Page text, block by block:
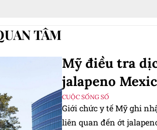
TÂM
Mỹ điều tra
jalapeno
CUỘC SỐNG SỐ
Giới chức y tế Mỹ ghi
liên quan đến ớt